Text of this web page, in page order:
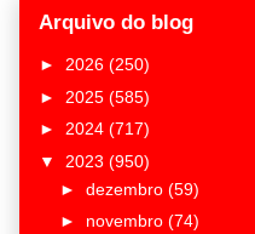
Arquivo do blog
► 2026 (250)
► 2025 (585)
► 2024 (717)
▼ 2023 (950)
► dezembro (59)
► novembro (74)